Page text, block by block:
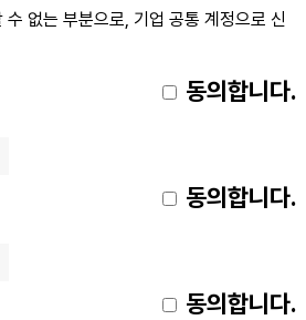
없는 부분으로, 기업 공통 계정으로 신
동의합니다.
동의합니다.
동의합니다.